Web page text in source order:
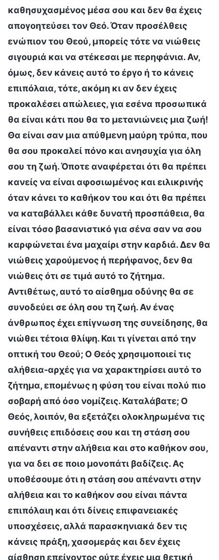
καθησυχασμένος μέσα σου και δεν θα έχεις
απογοητεύσει τον Θεό. Όταν προσέλθεις
ενώπιον του Θεού, μπορείς τότε να νιώθεις
σιγουριά και να στέκεσαι με περηφάνια. Αν,
όμως, δεν κάνεις αυτό το έργο ή το κάνεις
επιπόλαια, τότε, ακόμη κι αν δεν έχεις
προκαλέσει απώλειες, για εσένα προσωπικά
θα είναι κάτι που θα το μετανιώνεις μια ζωή!
Θα είναι σαν μια απύθμενη μαύρη τρύπα, που
θα σου προκαλεί πόνο και ανησυχία για όλη
σου τη ζωή. Όποτε αναφέρεται ότι θα πρέπει
κανείς να είναι αφοσιωμένος και ειλικρινής
όταν κάνει το καθήκον του και ότι θα πρέπει
να καταβάλλει κάθε δυνατή προσπάθεια, θα
είναι τόσο βασανιστικό για σένα σαν να σου
καρφώνεται ένα μαχαίρι στην καρδιά. Δεν θα
νιώθεις χαρούμενος ή περήφανος, δεν θα
νιώθεις ότι σε τιμά αυτό το ζήτημα.
Αντιθέτως, αυτό το αίσθημα οδύνης θα σε
συνοδεύει σε όλη σου τη ζωή. Αν ένας
άνθρωπος έχει επίγνωση της συνείδησης, θα
νιώθει τέτοια θλίψη. Και τι γίνεται από την
οπτική του Θεού; Ο Θεός χρησιμοποιεί τις
αλήθεια-αρχές για να χαρακτηρίσει αυτό το
ζήτημα, επομένως η φύση του είναι πολύ πιο
σοβαρή από όσο νομίζεις. Καταλάβατε; Ο
Θεός, λοιπόν, θα εξετάζει ολοκληρωμένα τις
συνήθεις επιδόσεις σου και τη στάση σου
απέναντι στην αλήθεια και στο καθήκον σου,
για να δει σε ποιο μονοπάτι βαδίζεις. Ας
υποθέσουμε ότι η στάση σου απέναντι στην
αλήθεια και το καθήκον σου είναι πάντα
επιπόλαιη και ότι δίνεις επιφανειακές
υποσχέσεις, αλλά παρασκηνιακά δεν τις
κάνεις πράξη, χασομεράς και δεν έχεις
αίσθηση επείγοντος ούτε έχεις μια θετική